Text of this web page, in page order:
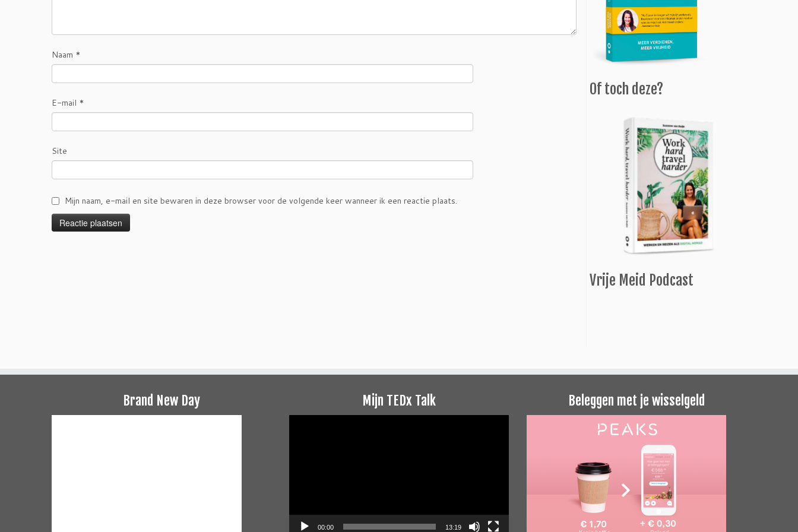
Naam *
E-mail *
Site
Mijn naam, e-mail en site bewaren in deze browser voor de volgende keer wanneer ik een reactie plaats.
Of toch deze?
Vrije Meid Podcast
Brand New Day Mijn TEDx Talk
00:00 13:19
Beleggen met je wisselgeld